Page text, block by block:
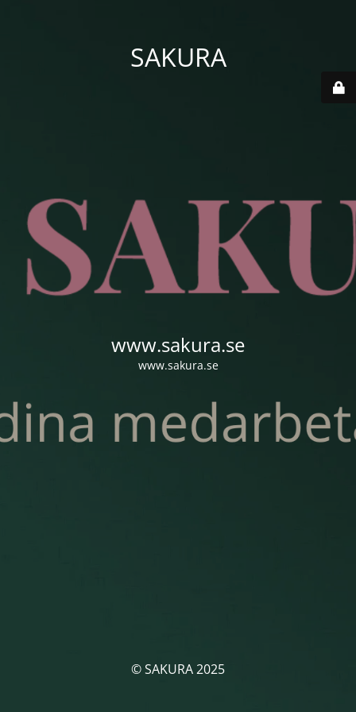
SAKURA
www.sakura.se
www.sakura.se
© SAKURA 2025